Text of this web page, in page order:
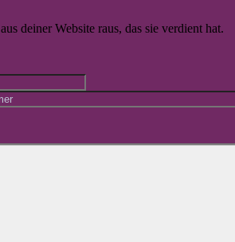
deiner Website raus, das sie verdient hat.